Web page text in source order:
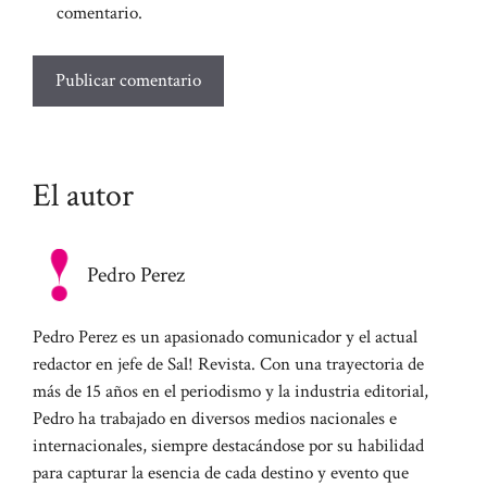
comentario.
El autor
Pedro Perez
Pedro Perez es un apasionado comunicador y el actual
redactor en jefe de Sal! Revista. Con una trayectoria de
más de 15 años en el periodismo y la industria editorial,
Pedro ha trabajado en diversos medios nacionales e
internacionales, siempre destacándose por su habilidad
para capturar la esencia de cada destino y evento que